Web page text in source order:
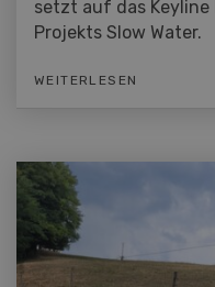
setzt auf das Keyline
Projekts Slow Water.
WEITERLESEN